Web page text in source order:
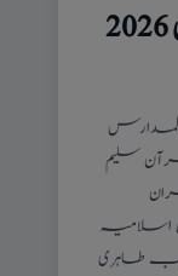
سلیم
طاہری